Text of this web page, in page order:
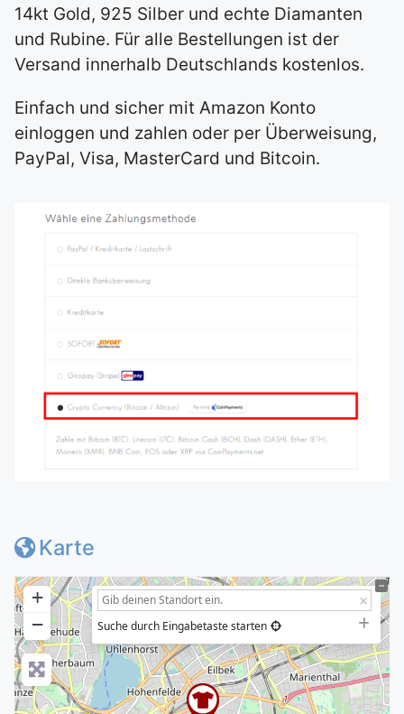
14kt Gold, 925 Silber und echte Diamanten
und Rubine. Für alle Bestellungen ist der
Versand innerhalb Deutschlands kostenlos.
Einfach und sicher mit Amazon Konto
einloggen und zahlen oder per Überweisung,
PayPal, Visa, MasterCard und Bitcoin.
Karte
+
−
Suche durch Eingabetaste starten